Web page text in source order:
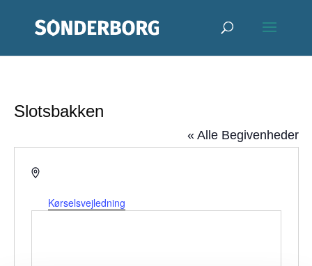
Slotsbakken
« Alle Begivenheder
Adresse
Kørselsvejledning